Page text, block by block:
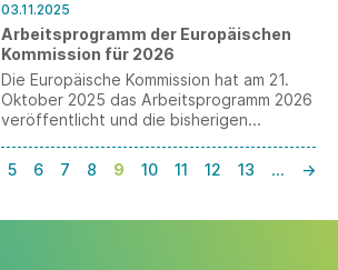
einem Fachpublikum aus Unternehmen,
Forschung und Entwicklung zu
präsentieren.
03.11.2025
Arbeitsprogramm der Europäischen
Kommission für 2026
Die Europäische Kommission hat am 21.
Oktober 2025 das Arbeitsprogramm 2026
veröffentlicht und die bisherigen
Die Staats- und Regierungschefs
sprachen sich für den Abbau überholter
Regulierung aus.
5 6 7 8 9 10 11 12 13 … →